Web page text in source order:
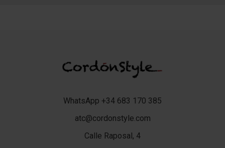
WhatsApp +34 683 170 385
atc@cordonstyle.com
Calle Raposal, 4